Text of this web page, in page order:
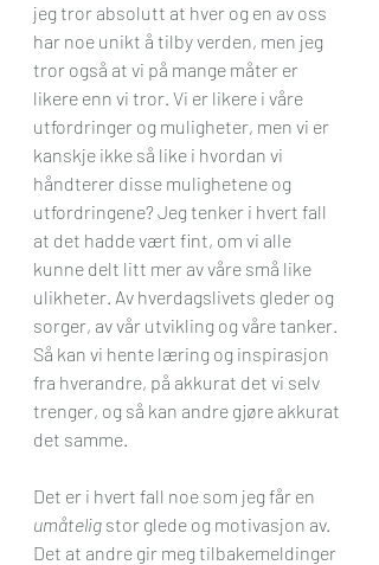
jeg tror absolutt at hver og en av oss
har noe unikt å tilby verden, men jeg
tror også at vi på mange måter er
likere enn vi tror. Vi er likere i våre
utfordringer og muligheter, men vi er
kanskje ikke så like i hvordan vi
håndterer disse mulighetene og
utfordringene? Jeg tenker i hvert fall
at det hadde vært fint, om vi alle
kunne delt litt mer av våre små like
ulikheter. Av hverdagslivets gleder og
sorger, av vår utvikling og våre tanker.
Så kan vi hente læring og inspirasjon
fra hverandre, på akkurat det vi selv
trenger, og så kan andre gjøre akkurat
det samme.
Det er i hvert fall noe som jeg får en
umåtelig stor glede og motivasjon av.
Det at andre gir meg tilbakemeldinger